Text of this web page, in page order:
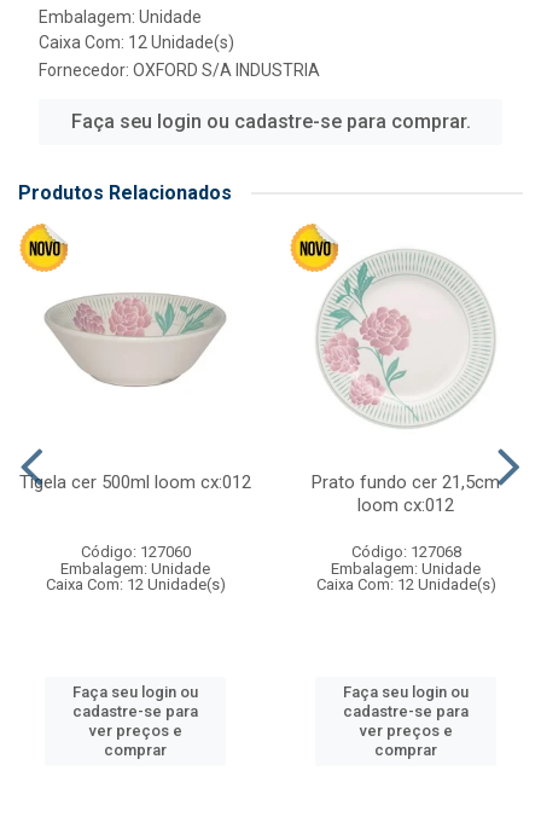
Embalagem: Unidade
Caixa Com: 12 Unidade(s)
Fornecedor: OXFORD S/A INDUSTRIA
Faça seu login ou cadastre-se para comprar.
Produtos Relacionados
Tigela cer 500ml loom cx:012
Código: 127060
Embalagem: Unidade
Caixa Com: 12 Unidade(s)
Faça seu login ou
cadastre-se para
ver preços e
comprar
Prato fundo cer 21,5cm
loom cx:012
Código: 127068
Embalagem: Unidade
Caixa Com: 12 Unidade(s)
Faça seu login ou
cadastre-se para
ver preços e
comprar